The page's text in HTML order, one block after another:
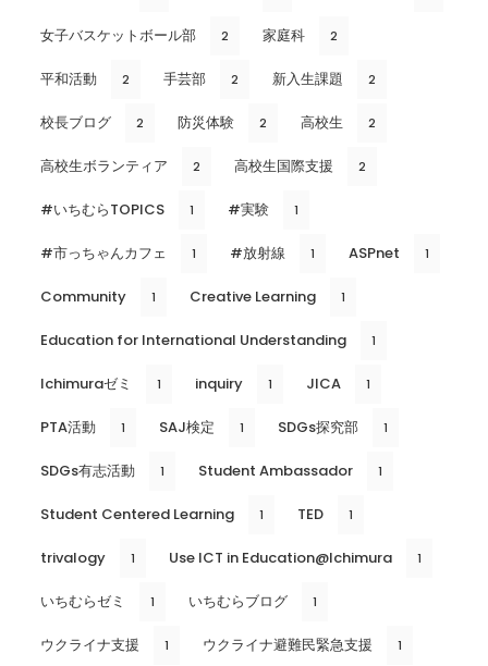
女子バスケットボール部 2 家庭科 2
平和活動 2 手芸部 2 新入生課題 2
校長ブログ 2 防災体験 2 高校生 2
高校生ボランティア 2 高校生国際支援 2
#いちむらTOPICS 1 #実験 1
#市っちゃんカフェ 1 #放射線 1 ASPnet 1
Community 1 Creative Learning 1
Education for International Understanding 1
Ichimuraゼミ 1 inquiry 1 JICA 1
PTA活動 1 SAJ検定 1 SDGs探究部 1
SDGs有志活動 1 Student Ambassador 1
Student Centered Learning 1 TED 1
trivalogy 1 Use ICT in Education@Ichimura 1
いちむらゼミ 1 いちむらブログ 1
ウクライナ支援 1 ウクライナ避難民緊急支援 1